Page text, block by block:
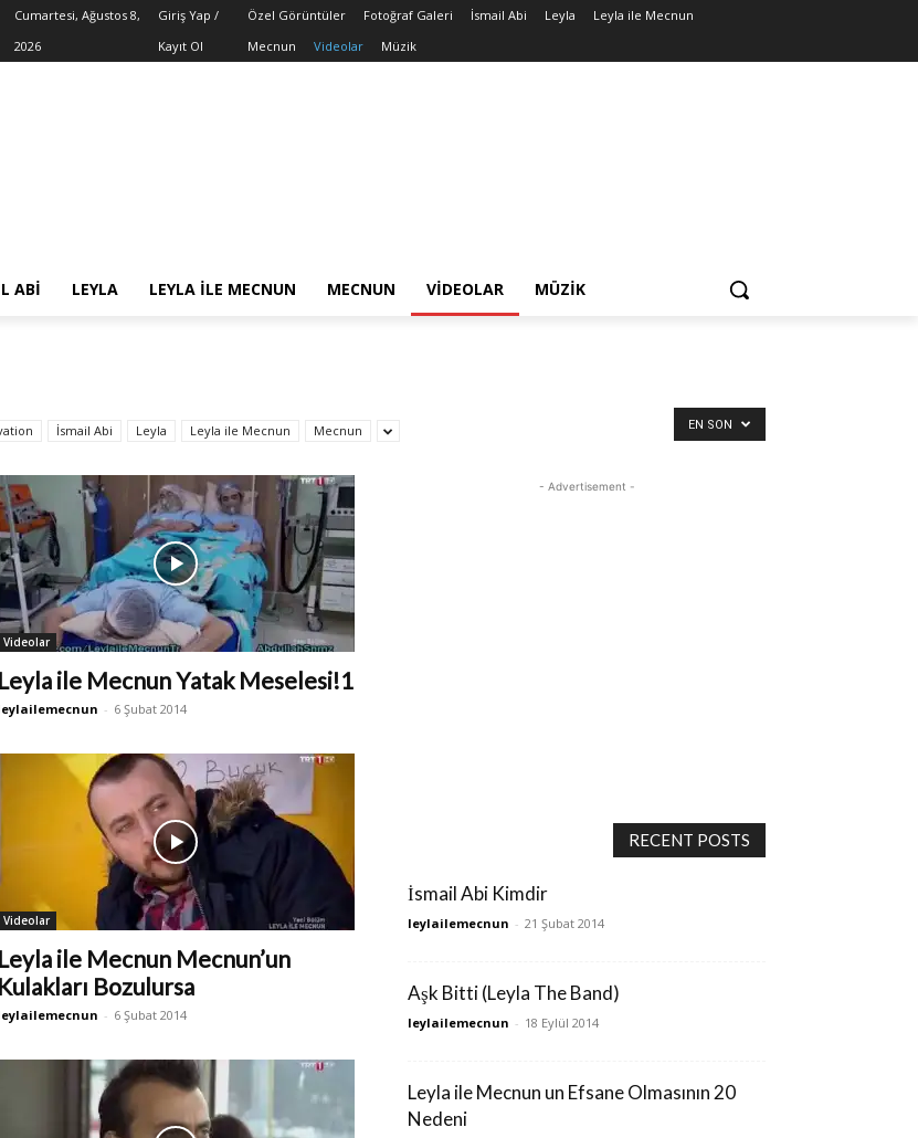
Cumartesi, Ağustos 8,
2026
Giriş Yap /
Kayıt Ol
Özel Görüntüler Fotoğraf Galeri İsmail Abi Leyla
Leyla ile Mecnun
Mecnun
Videolar Müzik
ABI LEYLA LEYLA ILE MECNUN MECNUN VIDEOLAR MÜZIK
İsmail Abi Leyla Leyla ile Mecnun Mecnun EN SON
Videolar
Leyla ile Mecnun Yatak Meselesi!1
- 6 Şubat 2014
Videolar
Leyla ile Mecnun Mecnun’un
Kulakları Bozulursa
- 6 Şubat 2014
- Advertisement -
RECENT POSTS
İsmail Abi Kimdir
leylailemecnun - 21 Şubat 2014
Aşk Bitti (Leyla The Band)
leylailemecnun - 18 Eylül 2014
Leyla ile Mecnun un Efsane Olmasının 20
Nedeni